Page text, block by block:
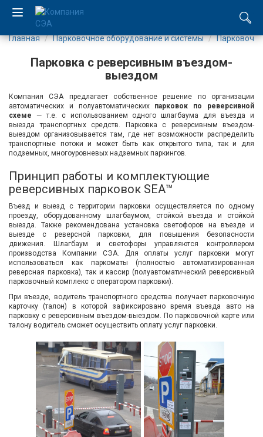
Компания
Каталог
Услуги
Новости
Вакансии
Вход/
авторизация
Производители
Контакты
Доставка
Тех.
поддержка
Главная Парковочное оборудование и системы
Парковка с реверсивным въездом-
выездом
Компания СЭА предлагает собственное решение по организации
автоматических и полуавтоматических парковок по реверсивной
схеме — т.е. с использованием одного шлагбаума для въезда и
выезда транспортных средств. Парковка с реверсивным въездом-
выездом организовывается там, где нет возможности распределить
транспортные потоки и может быть как открытого типа, так и для
подземных, многоуровневых надземных паркингов.
Принцип работы и комплектующие
реверсивных парковок SEA™
Въезд и выезд с территории парковки осуществляется по одному
проезду, оборудованному шлагбаумом, стойкой въезда и стойкой
выезда. Также рекомендована установка светофоров на въезде и
выезде с реверсной парковки, для повышения безопасности
движения. Шлагбаум и светофоры управляются контроллером
производства Компании СЭА. Для оплаты услуг парковки могут
использоваться как паркоматы (полностью автоматизированная
реверсная парковка), так и кассир (полуавтоматический реверсивный
парковочный комплекс с оператором парковки).
При въезде, водитель транспортного средства получает парковочную
карточку (талон) в которой зафиксировано время въезда авто на
парковку с реверсивным въездом-выездом. По парковочной карте или
талону водитель сможет осуществить оплату услуг парковки.